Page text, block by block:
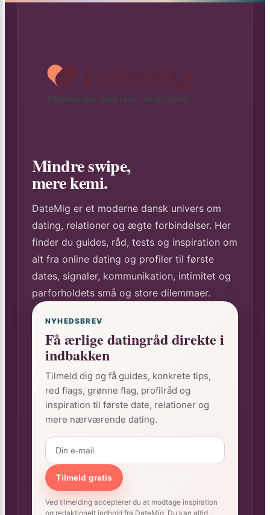
Mindre swipe,
mere kemi.
DateMig er et moderne dansk univers om
dating, relationer og ægte forbindelser. Her
finder du guides, råd, tests og inspiration om
alt fra online dating og profiler til første
dates, signaler, kommunikation, intimitet og
parforholdets små og store dilemmaer.
NYHEDSBREV
Få ærlige datingråd direkte i
indbakken
Tilmeld dig og få guides, konkrete tips,
red flags, grønne flag, profilråd og
inspiration til første date, relationer og
mere nærværende dating.
Tilmeld gratis
Ved tilmelding accepterer du at modtage inspiration
og redaktionelt indhold fra DateMig. Du kan altid